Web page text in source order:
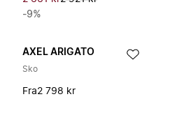
-9%
AXEL ARIGATO
Sko
Fra2 798 kr